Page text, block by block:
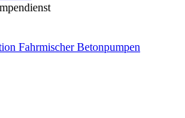
Fahrmischer Betonpumpen